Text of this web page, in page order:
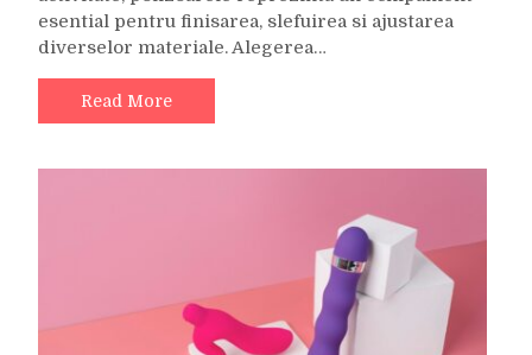
esential pentru finisarea, slefuirea si ajustarea
diverselor materiale. Alegerea…
Read More